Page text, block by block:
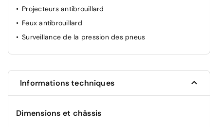
Projecteurs antibrouillard
Feux antibrouillard
Surveillance de la pression des pneus
Informations techniques
Dimensions et châssis